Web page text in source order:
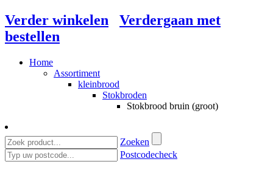
Verder winkelen
Verdergaan met
bestellen
Home
Assortiment
kleinbrood
Stokbroden
Stokbrood bruin (groot)
Zoeken
Postcodecheck